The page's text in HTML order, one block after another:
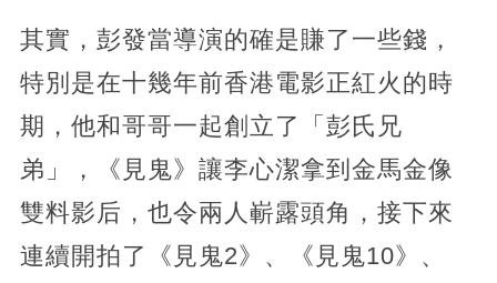
其實，彭發當導演的確是賺了一些錢，
特別是在十幾年前香港電影正紅火的時
期，他和哥哥一起創立了「彭氏兄
弟」，《見鬼》讓李心潔拿到金馬金像
雙料影后，也令兩人嶄露頭角，接下來
連續開拍了《見鬼2》、《見鬼10》、